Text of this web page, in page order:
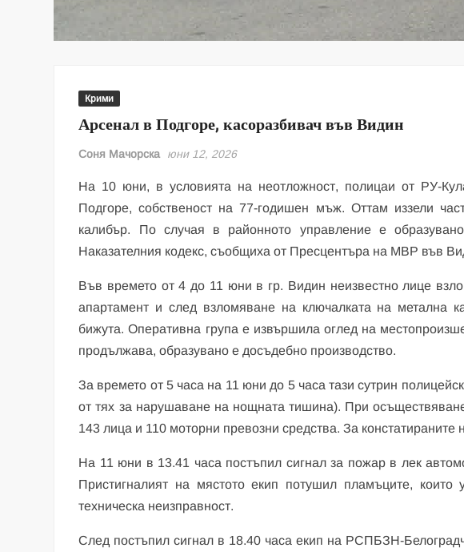
Крими
Арсенал в Подгоре, касоразбивач във Видин
Соня Мачорска юни 12, 2026
На 10 юни, в условията на неотложност, полицаи от РУ-
Подгоре, собственост на 77-годишен мъж. Оттам иззели
калибър. По случая в районното управление е
Наказателния кодекс, съобщиха от Пресцентъра на МВР във
Във времето от 4 до 11 юни в гр. Видин неизвестно лице
апартамент и след взломяване на ключалката на метална
бижута. Оперативна група е извършила оглед на
продължава, образувано е досъдебно производство.
За времето от 5 часа на 11 юни до 5 часа тази сутрин
от тях за нарушаване на нощната тишина). При
143 лица и 110 моторни превозни средства. За
На 11 юни в 13.41 часа постъпил сигнал за пожар в лек
Пристигналият на мястото екип потушил пламъците,
техническа неизправност.
След постъпил сигнал в 18.40 часа екип на РСПБЗН-